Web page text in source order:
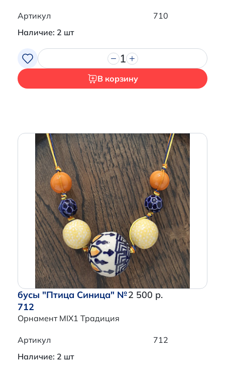
Артикул
710
Наличие: 2 шт
1
В корзину
бусы "Птица Синица" №
712
Орнамент MIX1 Традиция
2 500 р.
Артикул
712
Наличие: 2 шт